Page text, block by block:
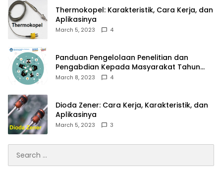
Thermokopel: Karakteristik, Cara Kerja, dan
Aplikasinya
March 5, 2023 4
Panduan Pengelolaan Penelitian dan
Pengabdian Kepada Masyarakat Tahun
2023
March 8, 2023 4
Dioda Zener: Cara Kerja, Karakteristik, dan
Aplikasinya
March 5, 2023 3
for: